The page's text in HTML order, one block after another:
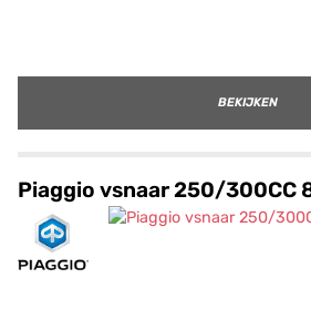
BEKIJKEN
Piaggio vsnaar 250/300CC